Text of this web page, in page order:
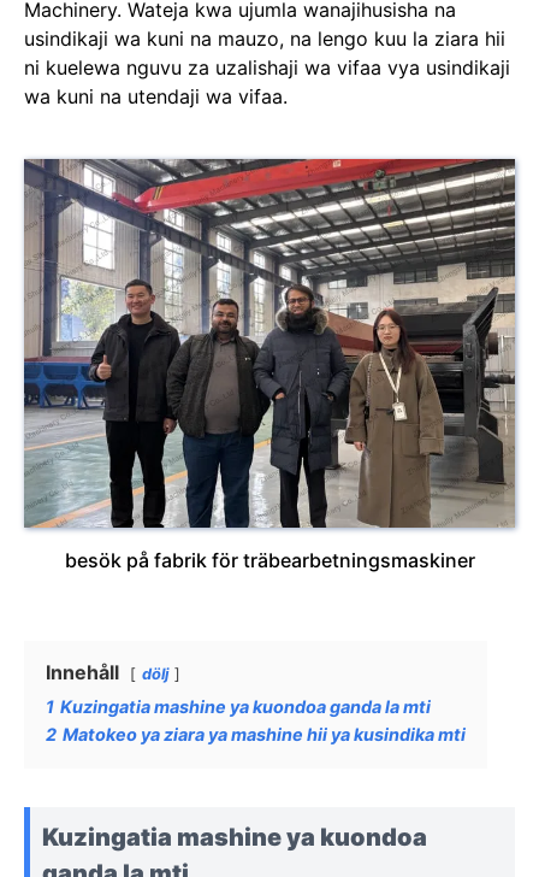
Machinery. Wateja kwa ujumla wanajihusisha na
usindikaji wa kuni na mauzo, na lengo kuu la ziara hii
ni kuelewa nguvu za uzalishaji wa vifaa vya usindikaji
wa kuni na utendaji wa vifaa.
besök på fabrik för träbearbetningsmaskiner
Innehåll dölj
1 Kuzingatia mashine ya kuondoa ganda la mti
2 Matokeo ya ziara ya mashine hii ya kusindika mti
Kuzingatia mashine ya kuondoa